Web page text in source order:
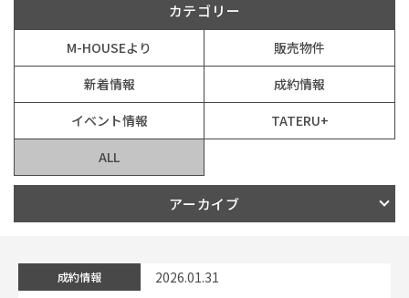
施工事例
お客様の声
会社情報
お知らせ
カテゴリー
M-HOUSEより
販売物件
新着情報
成約情報
イベント情報
TATERU+
ALL
アーカイブ
成約情報
2026.01.31